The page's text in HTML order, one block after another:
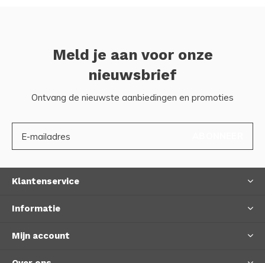
Meld je aan voor onze
nieuwsbrief
Ontvang de nieuwste aanbiedingen en promoties
Klantenservice
Informatie
Mijn account